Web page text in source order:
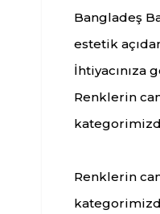
Bangladeş
estetik
Renklerin
Renklerin